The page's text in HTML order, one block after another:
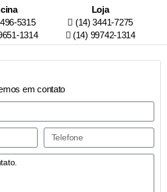
5315
1314
Loja
(14) 3441-7275
(14) 99742-1314
em contato